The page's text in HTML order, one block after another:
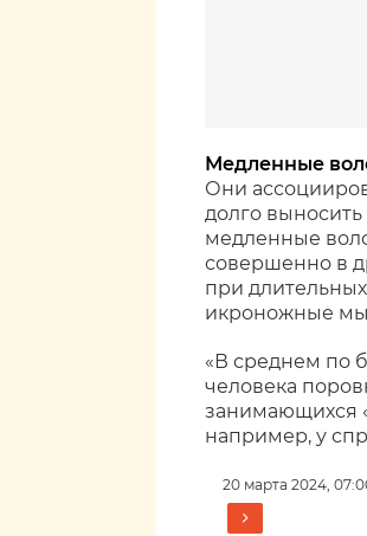
Медленные
Они
долго
медленные
совершенно в
при
икроножные
«В среднем по
человека
занимающихся
например, у
20 марта 2024,